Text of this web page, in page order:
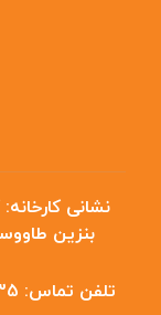
نشانی کارخانه:
بنزین
تلفن تماس: 44 026